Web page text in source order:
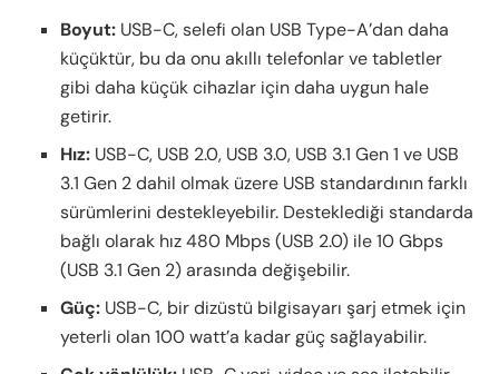
Boyut: USB-C, selefi olan USB Type-A’dan daha
küçüktür, bu da onu akıllı telefonlar ve tabletler
gibi daha küçük cihazlar için daha uygun hale
getirir.
Hız: USB-C, USB 2.0, USB 3.0, USB 3.1 Gen 1 ve USB
3.1 Gen 2 dahil olmak üzere USB standardının farklı
sürümlerini destekleyebilir. Desteklediği standarda
bağlı olarak hız 480 Mbps (USB 2.0) ile 10 Gbps
(USB 3.1 Gen 2) arasında değişebilir.
Güç: USB-C, bir dizüstü bilgisayarı şarj etmek için
yeterli olan 100 watt’a kadar güç sağlayabilir.